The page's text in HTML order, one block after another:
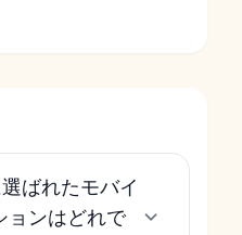
ばれたモバイ
ョンはどれで